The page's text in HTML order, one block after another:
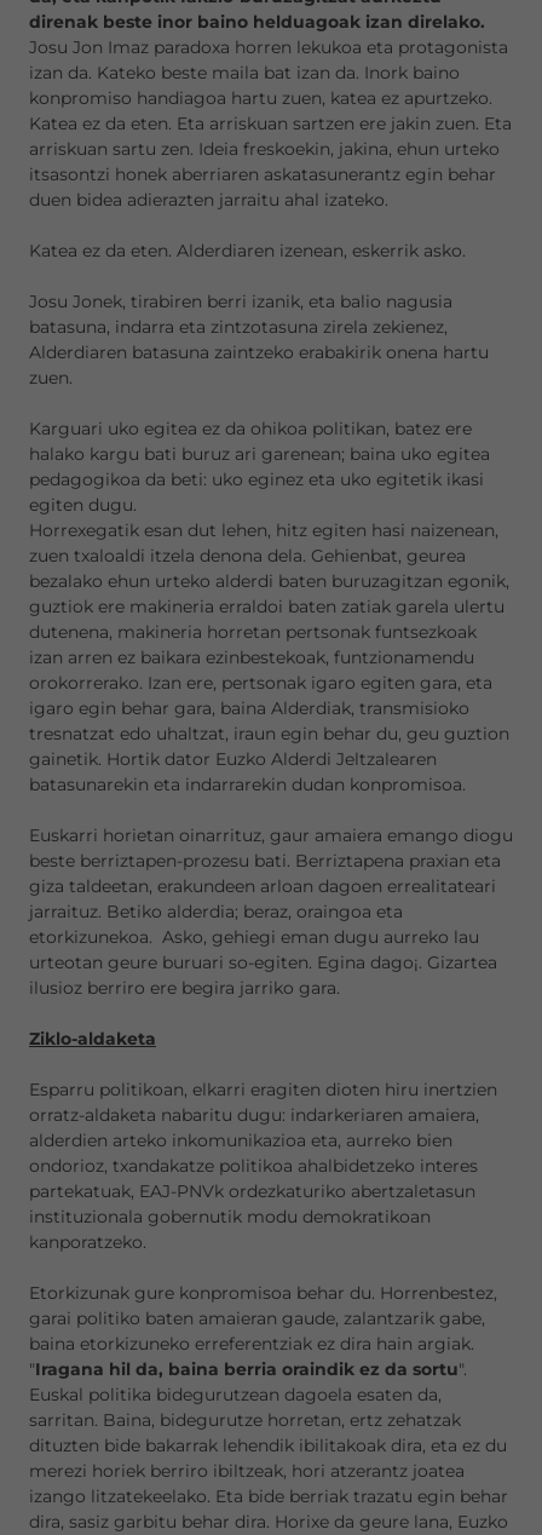
direnak beste inor baino helduagoak izan direlako.
Josu Jon Imaz paradoxa horren lekukoa eta protagonista
izan da. Kateko beste maila bat izan da. Inork baino
konpromiso handiagoa hartu zuen, katea ez apurtzeko.
Katea ez da eten. Eta arriskuan sartzen ere jakin zuen. Eta
arriskuan sartu zen. Ideia freskoekin, jakina, ehun urteko
itsasontzi honek aberriaren askatasunerantz egin behar
duen bidea adierazten jarraitu ahal izateko.
Katea ez da eten. Alderdiaren izenean, eskerrik asko.
Josu Jonek, tirabiren berri izanik, eta balio nagusia
batasuna, indarra eta zintzotasuna zirela zekienez,
Alderdiaren batasuna zaintzeko erabakirik onena hartu
zuen.
Karguari uko egitea ez da ohikoa politikan, batez ere
halako kargu bati buruz ari garenean; baina uko egitea
pedagogikoa da beti: uko eginez eta uko egitetik ikasi
egiten dugu.
Horrexegatik esan dut lehen, hitz egiten hasi naizenean,
zuen txaloaldi itzela denona dela. Gehienbat, geurea
bezalako ehun urteko alderdi baten buruzagitzan egonik,
guztiok ere makineria erraldoi baten zatiak garela ulertu
dutenena, makineria horretan pertsonak funtsezkoak
izan arren ez baikara ezinbestekoak, funtzionamendu
orokorrerako. Izan ere, pertsonak igaro egiten gara, eta
igaro egin behar gara, baina Alderdiak, transmisioko
tresnatzat edo uhaltzat, iraun egin behar du, geu guztion
gainetik. Hortik dator Euzko Alderdi Jeltzalearen
batasunarekin eta indarrarekin dudan konpromisoa.
Euskarri horietan oinarrituz, gaur amaiera emango diogu
beste berriztapen-prozesu bati. Berriztapena praxian eta
giza taldeetan, erakundeen arloan dagoen errealitateari
jarraituz. Betiko alderdia; beraz, oraingoa eta
etorkizunekoa. Asko, gehiegi eman dugu aurreko lau
urteotan geure buruari so-egiten. Egina dago¡. Gizartea
ilusioz berriro ere begira jarriko gara.
Ziklo-aldaketa
Esparru politikoan, elkarri eragiten dioten hiru inertzien
orratz-aldaketa nabaritu dugu: indarkeriaren amaiera,
alderdien arteko inkomunikazioa eta, aurreko bien
ondorioz, txandakatze politikoa ahalbidetzeko interes
partekatuak, EAJ-PNVk ordezkaturiko abertzaletasun
instituzionala gobernutik modu demokratikoan
kanporatzeko.
Etorkizunak gure konpromisoa behar du. Horrenbestez,
garai politiko baten amaieran gaude, zalantzarik gabe,
baina etorkizuneko erreferentziak ez dira hain argiak.
"Iragana hil da, baina berria oraindik ez da sortu".
Euskal politika bidegurutzean dagoela esaten da,
sarritan. Baina, bidegurutze horretan, ertz zehatzak
dituzten bide bakarrak lehendik ibilitakoak dira, eta ez du
merezi horiek berriro ibiltzeak, hori atzerantz joatea
izango litzatekeelako. Eta bide berriak trazatu egin behar
dira, sasiz garbitu behar dira. Horixe da geure lana, Euzko